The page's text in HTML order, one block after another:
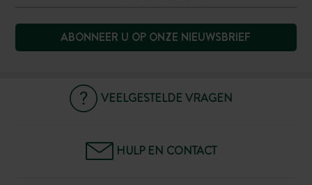
ABONNEER U OP ONZE NIEUWSBRIEF
VEELGESTELDE VRAGEN
HULP EN CONTACT